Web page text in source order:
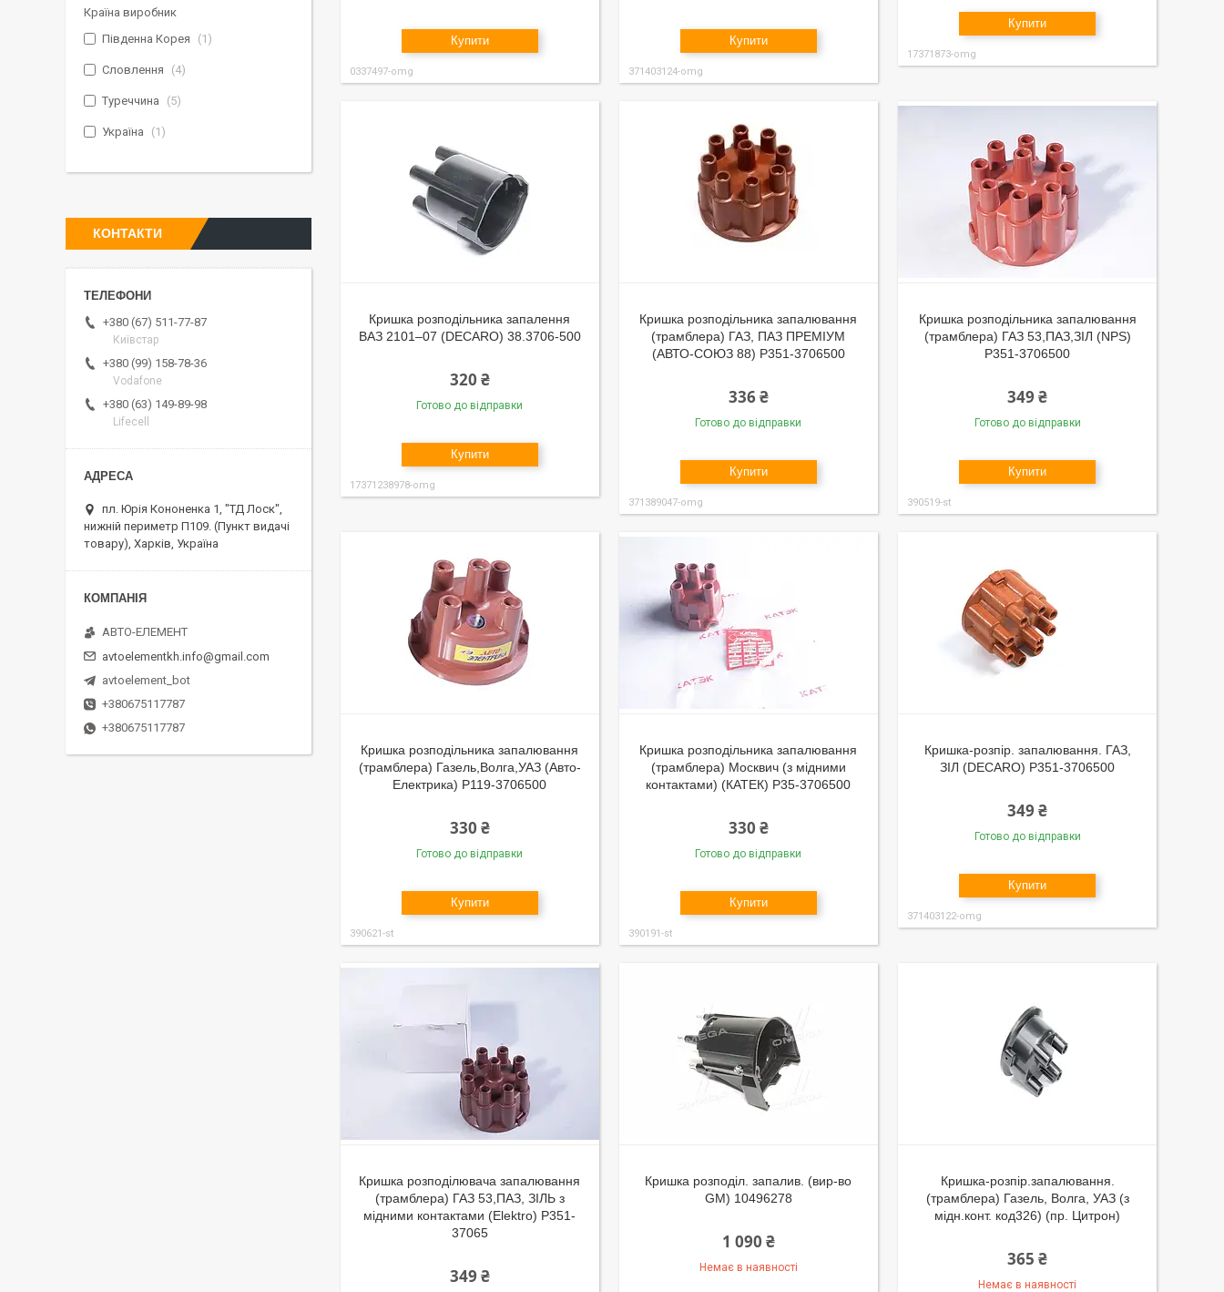
Купити
0337497-omg
Купити
371403124-omg
Купити
17371873-omg
Кришка розподільника запалення
ВАЗ 2101–07 (DECARO) 38.3706-500
320 ₴
Готово до відправки
Купити
17371238978-omg
Кришка розподільника запалювання
(трамблера) ГАЗ, ПАЗ ПРЕМІУМ
(АВТО-СОЮЗ 88) Р351-3706500
336 ₴
Готово до відправки
Купити
371389047-omg
Кришка розподiльника запалювання
(трамблера) ГАЗ 53,ПАЗ,ЗIЛ (NPS)
Р351-3706500
349 ₴
Готово до відправки
Купити
390519-st
Кришка розподiльника запалювання
(трамблера) Газель,Волга,УАЗ (Авто-
Електрика) Р119-3706500
330 ₴
Готово до відправки
Купити
390621-st
Кришка розподiльника запалювання
(трамблера) Москвич (з мiдними
контактами) (КАТЕК) Р35-3706500
330 ₴
Готово до відправки
Купити
390191-st
Кришка-розпір. запалювання. ГАЗ,
ЗІЛ (DECARO) Р351-3706500
349 ₴
Готово до відправки
Купити
371403122-omg
Кришка розподілювача запалювання
(трамблера) ГАЗ 53,ПАЗ, ЗІЛЬ з
мідними контактами (Elektro) Р351-
37065
349 ₴
Кришка розподіл. запалив. (вир-во
GM) 10496278
1 090 ₴
Немає в наявності
Кришка-розпір.запалювання.
(трамблера) Газель, Волга, УАЗ (з
мідн.конт. код326) (пр. Цитрон)
365 ₴
Немає в наявності
Країна виробник
Південна Корея
1
Словлення 4
Туреччина 5
Україна 1
КОНТАКТИ
+380 (67) 511-77-87
Київстар
+380 (99) 158-78-36
Vodafone
+380 (63) 149-89-98
Lifecell
пл. Юрія Кононенка 1, "ТД Лоск",
нижній периметр П109. (Пункт видачі
товару), Харків, Україна
АВТО-ЕЛЕМЕНТ
avtoelementkh.info@gmail.com
avtoelement_bot
+380675117787
+380675117787